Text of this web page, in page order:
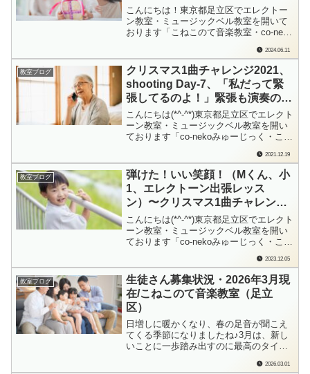
レクトーン出張レッスン）
こんにちは！東京都足立区でエレクトー
ン教室・ミュージックベル教室を開いて
おります「こねこのて音楽教室・co-neko
お問い合わせをいただいたのは4月でし
た。エレクトーンを譲ってもらえるの
で、久しぶりに再開したいです！とのお
問い合わせ。おかえりなさい！エレクト
ーンの...
2024.06.11
教室ブログ
クリスマス1曲チャレンジ2021、
shooting Day-7、「私だって緊
張してるのよ！」緊張も演奏のい
いスパイスに！（Yさん、80代、
ピアノ出張レッスン）
こんにちは(*^-^*)東京都足立区でエレクト
ーン教室・ミュージックベル教室を開い
ております「co-nekoみゅーじっく・こね
す。こねこのて音楽教室（足立区）最年
長のYさん。いつもサッパリ、サバサバ
な方なのですが…どうも今日は声が小さ
い…いつも元気に出迎えてくださる...
2021.12.19
教室ブログ
弾けた！いい笑顔！（Mくん、小
1、エレクトーン出張レッス
ン）〜クリスマス1曲チャレンジ
2023 Movie shooting day-7
こんにちは(*^-^*)東京都足立区でエレクト
ーン教室・ミュージックベル教室を開い
ております「co-nekoみゅーじっく・こね
す。「だってぇ〜！ひけないよ〜！」大
丈夫大丈夫！弾けるようになるからね！
って、一緒に練習したもんね。録画当日
は…バッチリ！とってもいい笑顔が...
2023.12.05
教室ブログ
生徒さん募集状況・2026年3月現
在/こねこのて音楽教室（足立
区）
日増しに暖かくなり、春の足音が聞こえ
てくる季節になりましたね♪3月は、新し
いことに一歩踏み出すのに最高のタイミ
が、あなたにとっての「音楽記念日」！
2026.03.01